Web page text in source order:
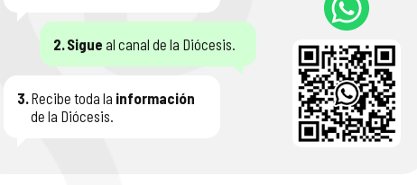
2.Sigue al canal de la Diócesis.
3.Recibe toda la información
de la Diócesis.